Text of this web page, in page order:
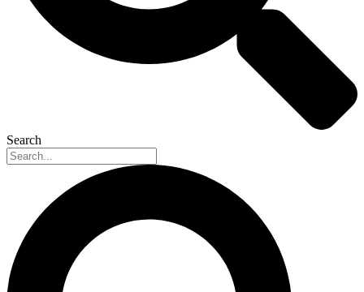
Search